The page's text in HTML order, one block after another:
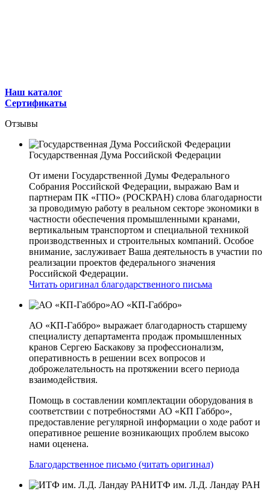
Наш каталог
Сертификаты
Отзывы
Государственная Дума Российской Федерации
От имени Государственной Думы Федерального
Собрания Российской Федерации, выражаю Вам и
партнерам ПК «ГПО» (РОСКРАН) слова благодарности
за проводимую работу в реальном секторе экономики в
частности обеспечения промышленными кранами,
вертикальным транспортом и специальной техникой
производственных и строительных компаний. Особое
внимание, заслуживает Ваша деятельность в участии по
реализации проектов федерального значения
Российской Федерации.
Читать оригинал благодарственного письма
АО «КП-Габбро»
АО «КП-Габбро» выражает благодарность старшему
специалисту департамента продаж промышленных
кранов Сергею Баскакову за профессионализм,
оперативность в решении всех вопросов и
доброжелательность на протяжении всего периода
взаимодействия.
Помощь в составлении комплектации оборудования в
соответствии с потребностями АО «КП­ Габбро»,
предоставление регулярной информации о ходе работ и
оперативное решение возникающих проблем высоко
нами оценена.
Благодарственное письмо (читать оригинал)
ИТФ им. Л.Д. Ландау РАН